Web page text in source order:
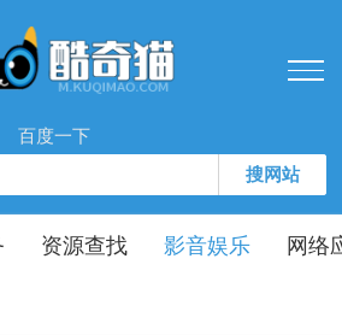
百度一下
搜网站
资源查找 影音娱乐 网络